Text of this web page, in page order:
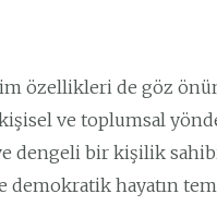
özellikleri de göz
ve toplumsal
dengeli bir kişilik sahibi,
demokratik hayatın